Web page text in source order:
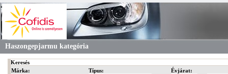
Haszongepjarmu kategória
Keresés
Márka:
Típus:
Évjárat: